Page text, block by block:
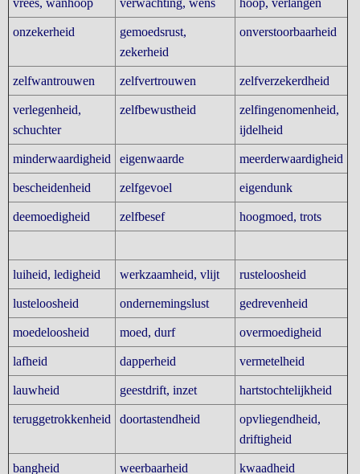
vrees, wanhoop verwachting, wens hoop, verlangen
onzekerheid
gemoedsrust,
zekerheid
onverstoorbaarheid
zelfwantrouwen zelfvertrouwen zelfverzekerdheid
verlegenheid,
schuchter
zelfbewustheid
zelfingenomenheid,
ijdelheid
minderwaardigheid eigenwaarde meerderwaardigheid
bescheidenheid zelfgevoel eigendunk
deemoedigheid zelfbesef hoogmoed, trots
luiheid, ledigheid werkzaamheid, vlijt rusteloosheid
lusteloosheid ondernemingslust gedrevenheid
moedeloosheid moed, durf overmoedigheid
lafheid dapperheid vermetelheid
lauwheid geestdrift, inzet hartstochtelijkheid
teruggetrokkenheid doortastendheid
opvliegendheid,
driftigheid
bangheid weerbaarheid kwaadheid